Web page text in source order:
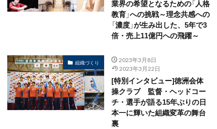
業界の希望となるための「人格
教育」への挑戦～理念共感への
「濃度」が生み出した、5年で3
倍・売上11億円への飛躍～
組織づくり
2023年3月8日
2023年3月22日
[特別インタビュー]徳洲会体
操クラブ 監督・ヘッドコー
チ・選手が語る15年ぶりの日
本一に輝いた組織変革の舞台
裏